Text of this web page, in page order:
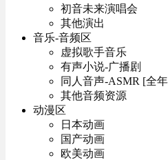
初音未来演唱会
其他演出
音乐-音频区
虚拟歌手音乐
有声小说-广播剧
同人音声-ASMR [全
其他音频资源
动漫区
日本动画
国产动画
欧美动画